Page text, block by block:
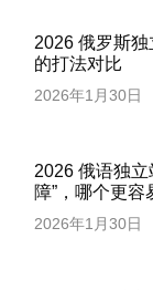
2026 俄罗斯
的打法对比
2026年1月30日
2026 俄语独立
障”，哪个更容
2026年1月30日